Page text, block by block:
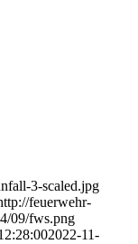
3-scaled.jpg
feuerwehr-
09/fws.png
2022-11-